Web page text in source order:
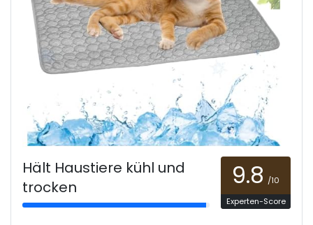
Hält Haustiere kühl und
trocken
9.8 /10
Experten-Score